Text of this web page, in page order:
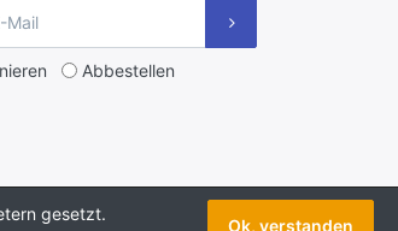
Abbestellen
gesetzt.
Ok, verstanden